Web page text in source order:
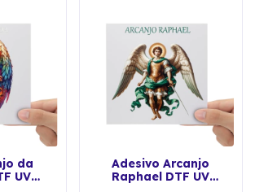
da
UV
Adesivo Arcanjo
Raphael DTF UV